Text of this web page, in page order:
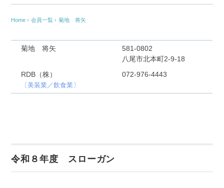
Home › 会員一覧 › 菊地 将矢
菊地 将矢
581-0802
八尾市北本町2-9-18
RDB（株）
〔美装業／飲食業〕
072-976-4443
令和８年度 スローガン